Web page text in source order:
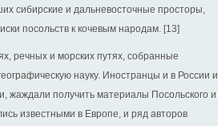
сибирские и дальневосточные просторы,
посольств к кочевым народам. [13]
речных и морских путях, собранные
науку. Иностранцы и в России и
жаждали получить материалы Посольского и
известными в Европе, и ряд авторов